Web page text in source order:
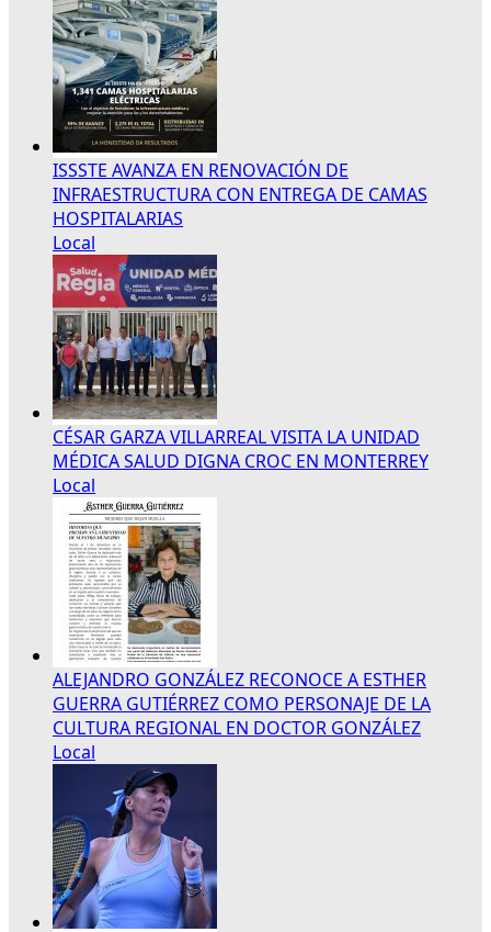
ISSSTE AVANZA EN RENOVACIÓN DE
INFRAESTRUCTURA CON ENTREGA DE CAMAS
HOSPITALARIAS
Local
CÉSAR GARZA VILLARREAL VISITA LA UNIDAD
MÉDICA SALUD DIGNA CROC EN MONTERREY
Local
ALEJANDRO GONZÁLEZ RECONOCE A ESTHER
GUERRA GUTIÉRREZ COMO PERSONAJE DE LA
CULTURA REGIONAL EN DOCTOR GONZÁLEZ
Local